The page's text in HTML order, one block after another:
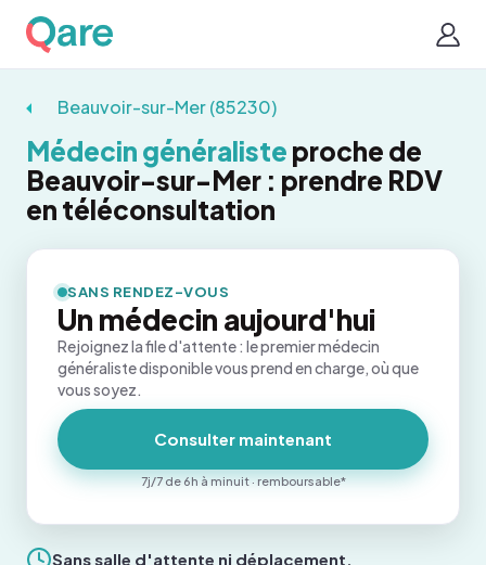
Beauvoir-sur-Mer (85230)
Médecin généraliste proche de
Beauvoir-sur-Mer : prendre RDV
en téléconsultation
Sans salle d'attente ni déplacement.
SANS RENDEZ-VOUS
Un médecin aujourd'hui
Rejoignez la file d'attente : le premier médecin
généraliste disponible vous prend en charge, où que
vous soyez.
Consulter maintenant
7j/7 de 6h à minuit · remboursable*